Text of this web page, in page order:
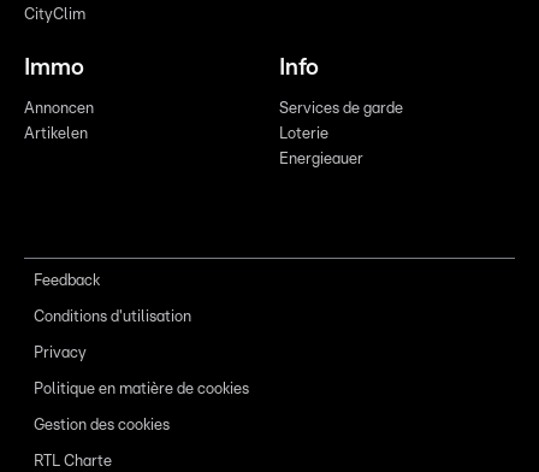
CityClim
Immo
Annoncen
Artikelen
Info
Services de garde
Loterie
Energieauer
Feedback
Conditions d'utilisation
Privacy
Politique en matière de cookies
Gestion des cookies
RTL Charte